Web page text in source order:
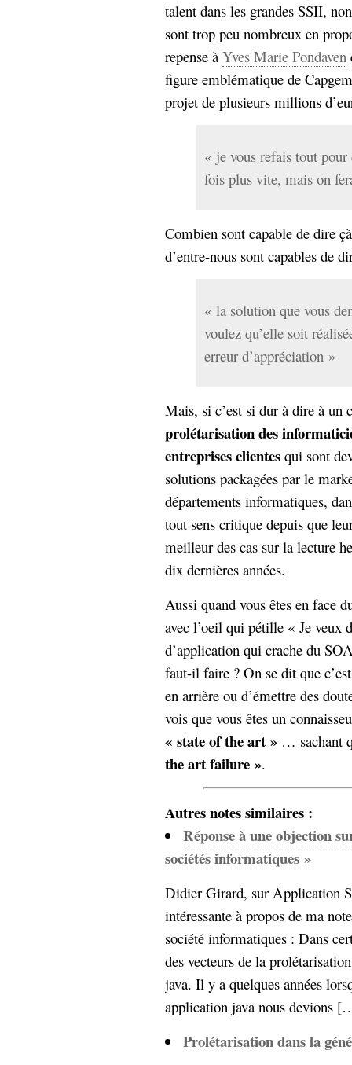
talent dans les grandes SSII,
sont trop peu nombreux en
repense à Yves Marie Pondaven
figure emblématique de
projet de plusieurs millions
« je vous refais tout
fois plus vite, mais on
Combien sont capable de dire
d’entre-nous sont capables de
« la solution que vous
voulez qu’elle soit
erreur d’appréciation »
Mais, si c’est si dur à dire à un
prolétarisation des
entreprises clientes qui sont
solutions packagées par le
départements informatiques,
tout sens critique depuis que
meilleur des cas sur la lecture
dix dernières années.
Aussi quand vous êtes en face
avec l’oeil qui pétille « Je veux
d’application qui crache du
faut-il faire ? On se dit que
en arrière ou d’émettre des
vois que vous êtes un
« state of the art » … sachant
the art failure ».
Autres notes similaires :
Réponse à une objection
sociétés informatiques »
Didier Girard, sur Application
intéressante à propos de ma
société informatiques : Dans
des vecteurs de la
java. Il y a quelques années
application java nous devions
Prolétarisation dans la